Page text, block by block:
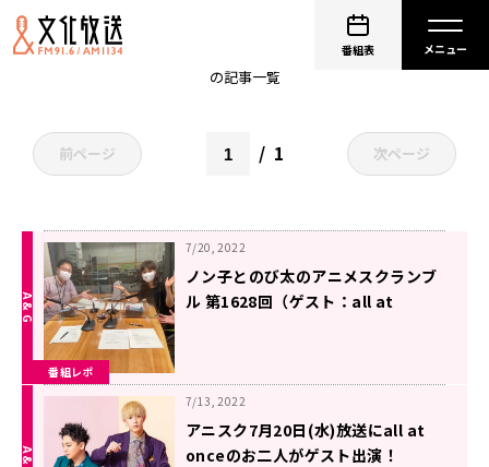
番組表
の記事一覧
前ページ 1 次ページ
番組レポ
7/20, 2022
ノン子とのび太のアニメスクランブ
ル 第1628回（ゲスト：all at
7/13, 2022
アニスク7月20日(水)放送にall at
onceのお二人がゲスト出演！